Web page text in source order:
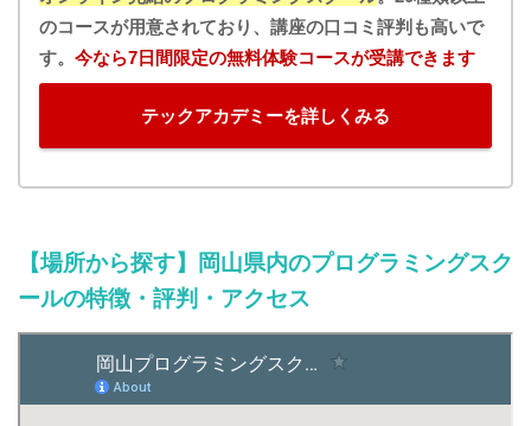
のコースが用意されており、講座の口コミ評判も高いで
す。 今なら7日間限定の無料体験コースが受講できます
テックアカデミーを詳しくみる
【場所から探す】岡山県内のプログラミングスク
ールの特徴・評判・アクセス